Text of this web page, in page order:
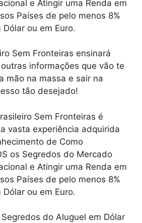
e Atingir uma Renda em
Países de pelo menos 8%
Dólar ou em Euro.
Sem Fronteiras ensinará
informações que vão te
mão na massa e sair na
tão desejado!
Sem Fronteiras é
vasta experiência adquirida
de Como
os Segredos do Mercado
e Atingir uma Renda em
Países de pelo menos 8%
Dólar ou em Euro.
Segredos do Aluguel em Dólar